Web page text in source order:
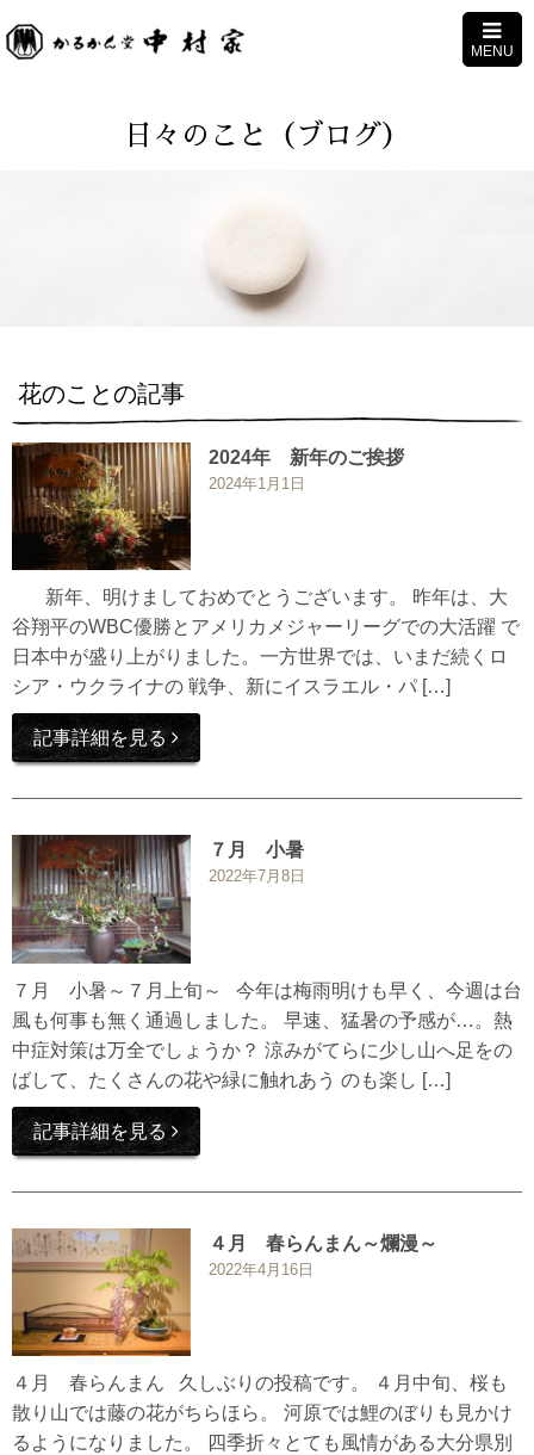
MENU
日々のこと（ブログ）
花のことの記事
2024年 新年のご挨拶
2024年1月1日
新年、明けましておめでとうございます。 昨年は、大
谷翔平のWBC優勝とアメリカメジャーリーグでの大活躍 で
日本中が盛り上がりました。一方世界では、いまだ続くロ
シア・ウクライナの 戦争、新にイスラエル・パ […]
記事詳細を見る
７月 小暑
2022年7月8日
７月 小暑～７月上旬～ 今年は梅雨明けも早く、今週は台
風も何事も無く通過しました。 早速、猛暑の予感が…。熱
中症対策は万全でしょうか？ 涼みがてらに少し山へ足をの
ばして、たくさんの花や緑に触れあう のも楽し […]
記事詳細を見る
４月 春らんまん～爛漫～
2022年4月16日
４月 春らんまん 久しぶりの投稿です。 ４月中旬、桜も
散り山では藤の花がちらほら。 河原では鯉のぼりも見かけ
るようになりました。 四季折々とても風情がある大分県別